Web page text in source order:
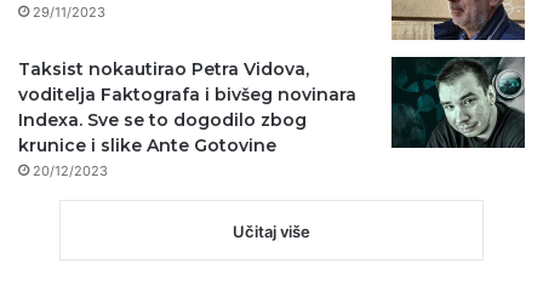
29/11/2023
Taksist nokautirao Petra Vidova,
voditelja Faktografa i bivšeg novinara
Indexa. Sve se to dogodilo zbog
krunice i slike Ante Gotovine
20/12/2023
Učitaj više